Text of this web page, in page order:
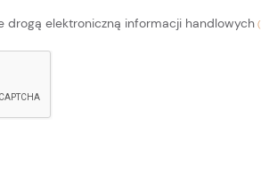
drogą elektroniczną informacji handlowych